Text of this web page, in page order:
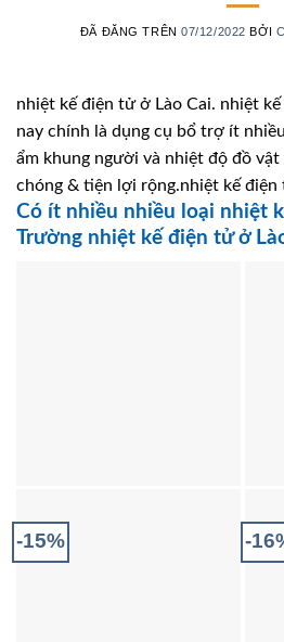
ĐÃ ĐĂNG TRÊN07/12/2022 BỞI
nhiệt kế điện tử ở Lào Cai. nhiệt
nay chính là dụng cụ bổ trợ ít
ẩm khung người và nhiệt độ đồ
chóng & tiện lợi rộng.nhiệt kế điện
Có ít nhiều nhiều loại nhiệt
Trường nhiệt kế điện tử ở
-15% -